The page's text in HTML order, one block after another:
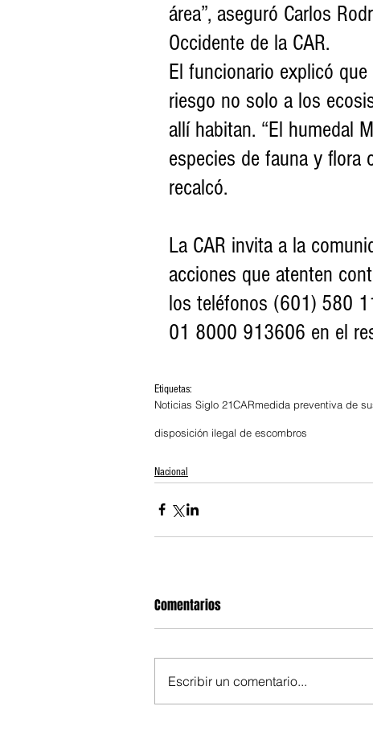
área”, aseguró Carlos
Occidente de la CAR.
El funcionario explicó
riesgo no solo a los
allí habitan. “El humedal
especies de fauna y flora
recalcó.
La CAR invita a la
acciones que atenten
los teléfonos (601) 580
01 8000 913606 en el
Etiquetas:
Noticias Siglo 21CARmedida preventiva de
disposición ilegal de escombros
Nacional
Comentarios
Escribir un comentario...